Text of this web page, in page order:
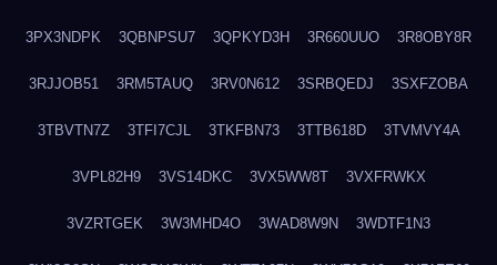
3PX3NDPK 3QBNPSU7 3QPKYD3H 3R660UUO 3R8OBY8R
3RJJOB51 3RM5TAUQ 3RV0N612 3SRBQEDJ 3SXFZOBA
3TBVTN7Z 3TFI7CJL 3TKFBN73 3TTB618D 3TVMVY4A
3VPL82H9 3VS14DKC 3VX5WW8T 3VXFRWKX
3VZRTGEK 3W3MHD4O 3WAD8W9N 3WDTF1N3